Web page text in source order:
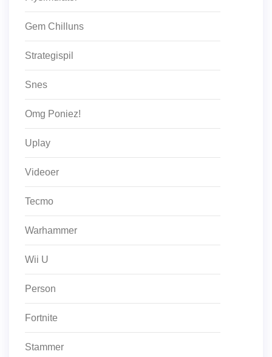
Gem Chilluns
Strategispil
Snes
Omg Poniez!
Uplay
Videoer
Tecmo
Warhammer
Wii U
Person
Fortnite
Stammer